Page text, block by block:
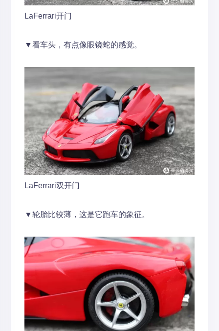
LaFerrari开门
▼看车头，有点像眼镜蛇的感觉。
LaFerrari双开门
▼轮胎比较薄，这是它跑车的象征。